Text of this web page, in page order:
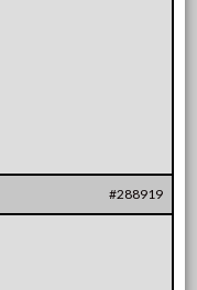
#288919